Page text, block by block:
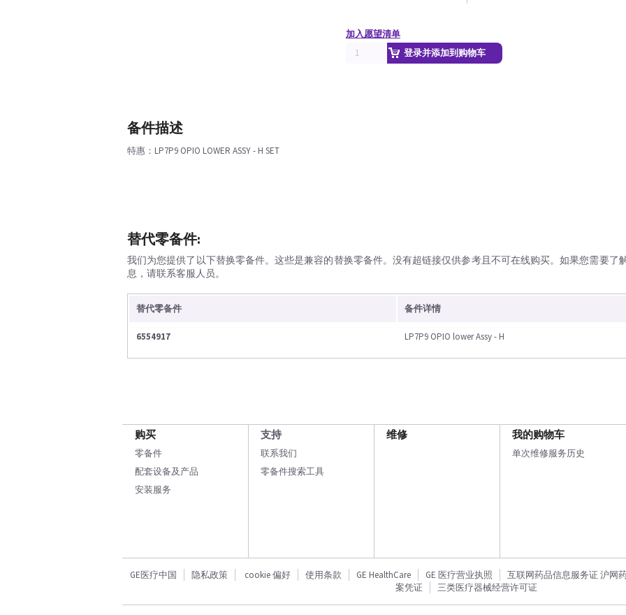
加入愿望清单
登录并添加到购物车
备件描述
特惠：LP7P9 OPIO LOWER ASSY - H SET
替代零备件:
我们为您提供了以下替换零备件。这些是兼容的替换零备件。没有超链接仅供参考且不可在线购买。如果您需要了
息，请联系客服人员。
替代零备件 备件详情
6554917 LP7P9 OPIO lower Assy - H
购买
零备件
配套设备及产品
安装服务
支持
联系我们
零备件搜索工具
维修 我的购物车
单次维修服务历史
GE医疗中国 隐私政策 cookie 偏好 使用条款 GE HealthCare GE 医疗营业执照 互联网药品信息服务证 沪网
案凭证
三类医疗器械经营许可证